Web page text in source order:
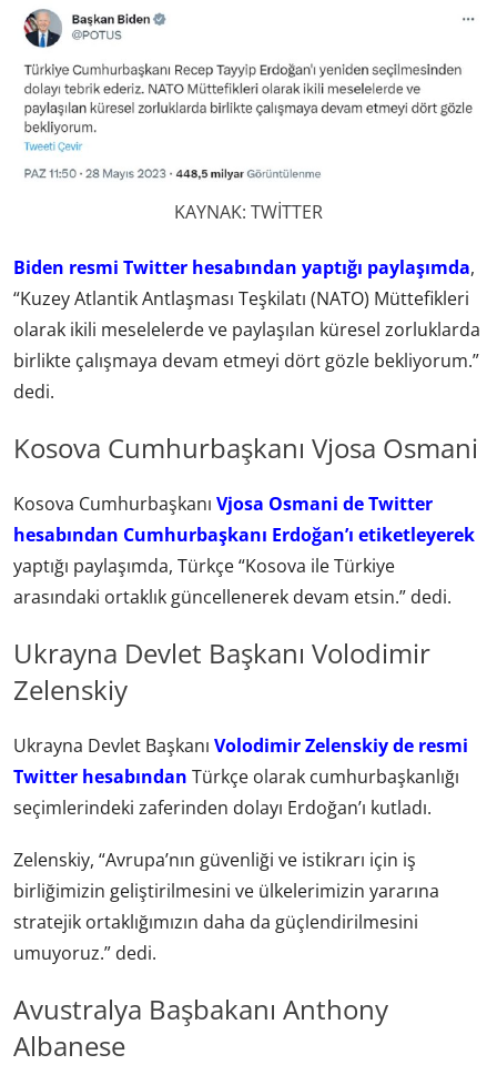
KAYNAK: TWİTTER
Biden resmi Twitter hesabından yaptığı paylaşımda,
“Kuzey Atlantik Antlaşması Teşkilatı (NATO) Müttefikleri
olarak ikili meselelerde ve paylaşılan küresel zorluklarda
birlikte çalışmaya devam etmeyi dört gözle bekliyorum.”
dedi.
Kosova Cumhurbaşkanı Vjosa Osmani
Kosova Cumhurbaşkanı Vjosa Osmani de Twitter
hesabından Cumhurbaşkanı Erdoğan’ı etiketleyerek
yaptığı paylaşımda, Türkçe “Kosova ile Türkiye
arasındaki ortaklık güncellenerek devam etsin.” dedi.
Ukrayna Devlet Başkanı Volodimir
Zelenskiy
Ukrayna Devlet Başkanı Volodimir Zelenskiy de resmi
Twitter hesabından Türkçe olarak cumhurbaşkanlığı
seçimlerindeki zaferinden dolayı Erdoğan’ı kutladı.
Zelenskiy, “Avrupa’nın güvenliği ve istikrarı için iş
birliğimizin geliştirilmesini ve ülkelerimizin yararına
stratejik ortaklığımızın daha da güçlendirilmesini
umuyoruz.” dedi.
Avustralya Başbakanı Anthony
Albanese